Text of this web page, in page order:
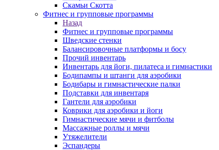
Скамьи Скотта
Фитнес и групповые программы
Назад
Фитнес и групповые программы
Шведские стенки
Балансировочные платформы и босу
Прочий инвентарь
Инвентарь для йоги, пилатеса и гимнастики
Бодипампы и штанги для аэробики
Бодибары и гимнастические палки
Подставки для инвентаря
Гантели для аэробики
Коврики для аэробики и йоги
Гимнастические мячи и фитболы
Массажные роллы и мячи
Утяжелители
Эспандеры